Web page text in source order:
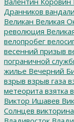
Дранников
Великан Великая
революция
велопробег
весенний призыв
пограничной
жилье Вечерний
взрыв взрыв газа
метеорита взятка
Виктор Ишавев
Солнцев викторина